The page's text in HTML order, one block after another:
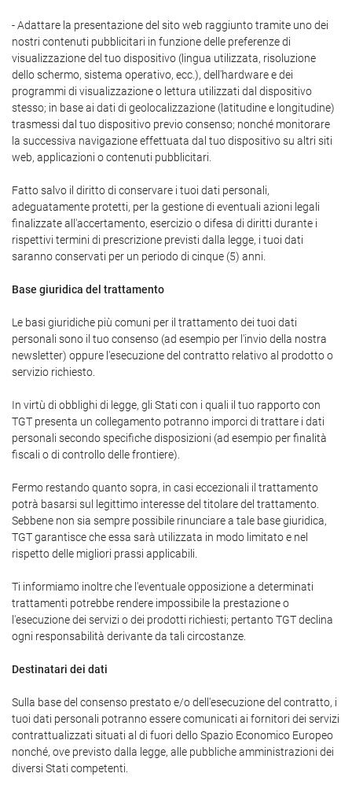
- Adattare la presentazione del sito web raggiunto tramite uno dei
nostri contenuti pubblicitari in funzione delle preferenze di
visualizzazione del tuo dispositivo (lingua utilizzata, risoluzione
dello schermo, sistema operativo, ecc.), dell'hardware e dei
programmi di visualizzazione o lettura utilizzati dal dispositivo
stesso; in base ai dati di geolocalizzazione (latitudine e longitudine)
trasmessi dal tuo dispositivo previo consenso; nonché monitorare
la successiva navigazione effettuata dal tuo dispositivo su altri siti
web, applicazioni o contenuti pubblicitari.
Fatto salvo il diritto di conservare i tuoi dati personali,
adeguatamente protetti, per la gestione di eventuali azioni legali
finalizzate all'accertamento, esercizio o difesa di diritti durante i
rispettivi termini di prescrizione previsti dalla legge, i tuoi dati
saranno conservati per un periodo di cinque (5) anni.
Base giuridica del trattamento
Le basi giuridiche più comuni per il trattamento dei tuoi dati
personali sono il tuo consenso (ad esempio per l'invio della nostra
newsletter) oppure l'esecuzione del contratto relativo al prodotto o
servizio richiesto.
In virtù di obblighi di legge, gli Stati con i quali il tuo rapporto con
TGT presenta un collegamento potranno imporci di trattare i dati
personali secondo specifiche disposizioni (ad esempio per finalità
fiscali o di controllo delle frontiere).
Fermo restando quanto sopra, in casi eccezionali il trattamento
potrà basarsi sul legittimo interesse del titolare del trattamento.
Sebbene non sia sempre possibile rinunciare a tale base giuridica,
TGT garantisce che essa sarà utilizzata in modo limitato e nel
rispetto delle migliori prassi applicabili.
Ti informiamo inoltre che l'eventuale opposizione a determinati
trattamenti potrebbe rendere impossibile la prestazione o
l'esecuzione dei servizi o dei prodotti richiesti; pertanto TGT declina
ogni responsabilità derivante da tali circostanze.
Destinatari dei dati
Sulla base del consenso prestato e/o dell'esecuzione del contratto, i
tuoi dati personali potranno essere comunicati ai fornitori dei servizi
contrattualizzati situati al di fuori dello Spazio Economico Europeo
nonché, ove previsto dalla legge, alle pubbliche amministrazioni dei
diversi Stati competenti.